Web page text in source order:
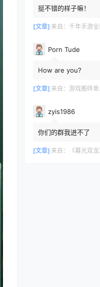
挺不错的样子嘛！
[文章] 来自： 千年手游全新版
Porn Tude
How are you?
[文章] 来自： 游戏搬砖单人月
zyis1986
你们的群我进不了
[文章] 来自： 《暮光双龙》